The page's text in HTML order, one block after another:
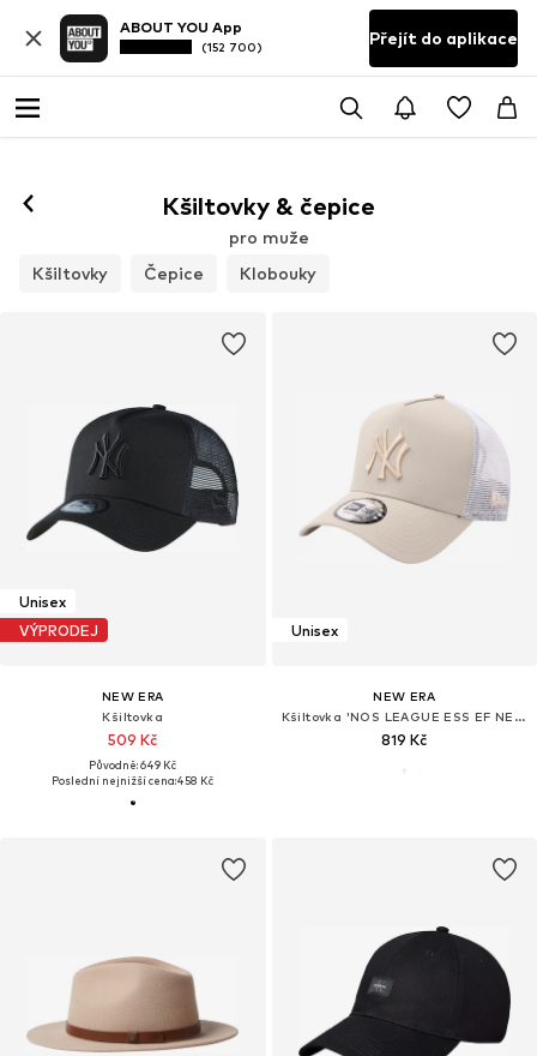
ABOUT YOU App
(152 700) Přejít do aplikace
Kšiltovky & čepice
pro muže
Kšiltovky
Čepice Klobouky
Unisex
VÝPRODEJ
NEW ERA
Kšiltovka
509 Kč
Původně: 649 Kč
Poslední nejnižší cena:458 Kč
Unisex
NEW ERA
Kšiltovka 'NOS LEAGUE ESS EF NEYYAN'
819 Kč